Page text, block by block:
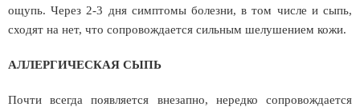
ощупь. Через 2-3 дня симптомы болезни, в том числе и сыпь,
сходят на нет, что сопровождается сильным шелушением кожи.
АЛЛЕРГИЧЕСКАЯ СЫПЬ
Почти всегда появляется внезапно, нередко сопровождается